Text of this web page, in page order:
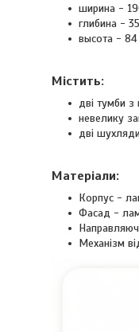
ширина -
глибина -
высота - 84
Містить:
дві тумби з
невелику
дві
Матеріали:
Корпус -
Фасад -
Механізм